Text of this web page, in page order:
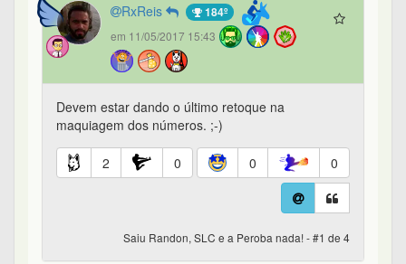
RxReis 184º
em 11/05/2017 15:43
Devem estar dando o último retoque na
maquiagem dos números. ;-)
2 0 0 0
Saiu Randon, SLC e a Peroba nada! - #1 de 4